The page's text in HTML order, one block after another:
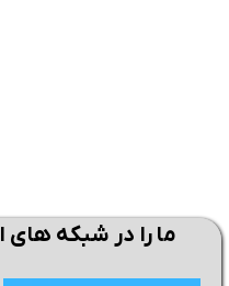
ما را در شبکه های